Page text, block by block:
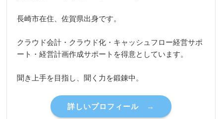
長崎市在住、佐賀県出身です。
クラウド会計・クラウド化・キャッシュフロー経営サポ
ート・経営計画作成サポートを得意としています。
聞き上手を目指し、聞く力を鍛錬中。
詳しいプロフィール →